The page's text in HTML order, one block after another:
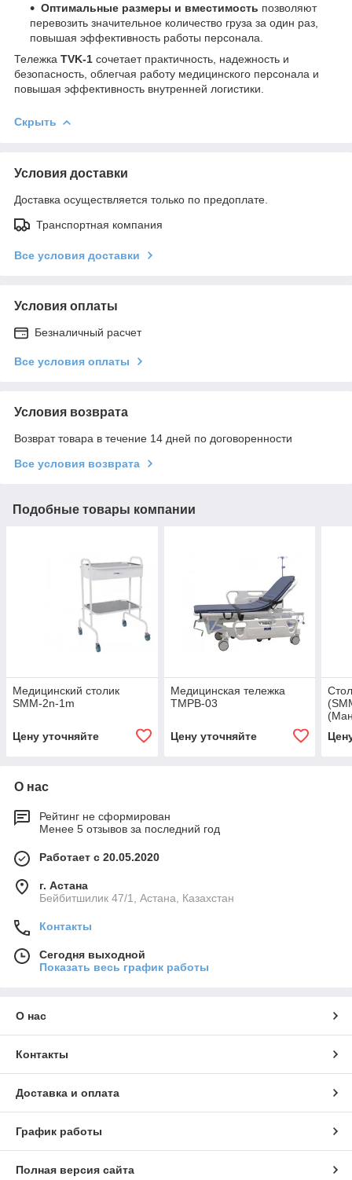
Оптимальные размеры и вместимость позволяют
перевозить значительное количество груза за один раз,
повышая эффективность работы персонала.
Тележка TVK-1 сочетает практичность, надежность и
безопасность, облегчая работу медицинского персонала и
повышая эффективность внутренней логистики.
Скрыть
Условия доставки
Доставка осуществляется только по предоплате.
Транспортная компания
Все условия доставки
Условия оплаты
Безналичный расчет
Все условия оплаты
Условия возврата
Возврат товара в течение 14 дней по договоренности
Все условия возврата
Подобные товары компании
Медицинский столик
SMM-2n-1m
Цену уточняйте
Медицинская тележка
TMPB-03
Цену уточняйте
О нас
Рейтинг не сформирован
Менее 5 отзывов за последний год
Работает с 20.05.2020
г. Астана
Бейбитшилик 47/1, Астана, Казахстан
Контакты
Сегодня выходной
Показать весь график работы
О нас
Контакты
Доставка и оплата
График работы
Полная версия сайта